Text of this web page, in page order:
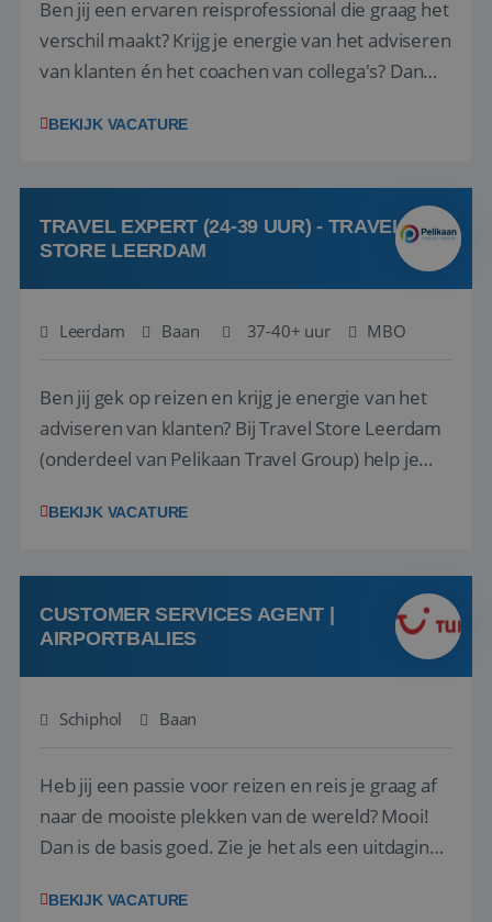
Ben jij een ervaren reisprofessional die graag het
verschil maakt? Krijg je energie van het adviseren
van klanten én het coachen van collega's? Dan
(onderdeel van Pelikaan Travel Group) zoeken
team het reisbureau verder...
BEKIJK VACATURE
TRAVEL EXPERT (24-39 UUR) - TRAVEL
STORE LEERDAM
Leerdam Baan 37-40+ uur MBO
Ben jij gek op reizen en krijg je energie van het
adviseren van klanten? Bij Travel Store Leerdam
(onderdeel van Pelikaan Travel Group) help je
vinden. Samen maken we van elke reis een
hebt in de reisbranche of j...
BEKIJK VACATURE
CUSTOMER SERVICES AGENT |
AIRPORTBALIES
Schiphol Baan
Heb jij een passie voor reizen en reis je graag af
naar de mooiste plekken van de wereld? Mooi!
Dan is de basis goed. Zie je het als een uitdaging
het samenstellen en boeken van de perfecte
BEKIJK VACATURE